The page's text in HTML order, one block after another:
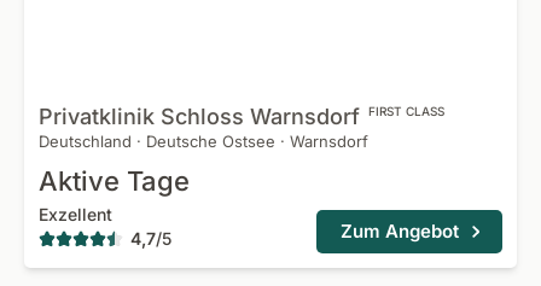
Privatklinik Schloss Warnsdorf FIRST CLASS
Deutschland · Deutsche Ostsee · Warnsdorf
Aktive Tage
Exzellent
4,7/5 Zum Angebot